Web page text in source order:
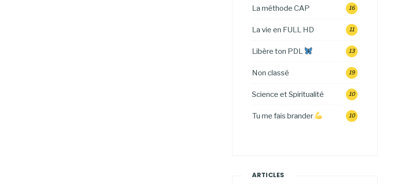
La méthode CAP 16
La vie en FULL HD 11
Libère ton PDL 13
Non classé 19
Science et Spiritualité 10
Tu me fais brander 10
ARTICLES